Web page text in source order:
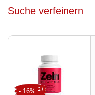
Suche verfeinern
- 16%2)